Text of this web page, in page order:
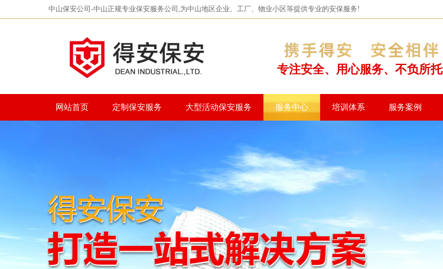
中山保安公司-中山正规专业保安服务公司,为中山地区企业、工厂、物业小区等提供专业的安保服务!
专注安全、用心服务、不负所托
网站首页 定制保安服务 大型活动保安服务 服务中心 培训体系 服务案例